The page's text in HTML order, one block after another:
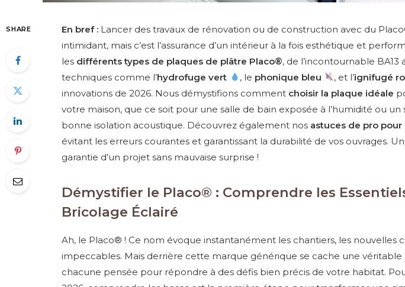
SHARE En bref : Lancer des travaux de rénovation ou de construction avec du
intimidant, mais c’est l’assurance d’un intérieur à la fois esthétique et
les différents types de plaques de plâtre Placo®, de l’incontournable BA13
techniques comme l’hydrofuge vert , le phonique bleu , et l’ignifugé
innovations de 2026. Nous démystifions comment choisir la plaque idéale
votre maison, que ce soit pour une salle de bain exposée à l’humidité ou un
bonne isolation acoustique. Découvrez également nos astuces de pro pour
évitant les erreurs courantes et garantissant la durabilité de vos ouvrages. Un
garantie d’un projet sans mauvaise surprise !
Démystifier le Placo® : Comprendre les
Bricolage Éclairé
Ah, le Placo® ! Ce nom évoque instantanément les chantiers, les nouvelles
impeccables. Mais derrière cette marque générique se cache une
chacune pensée pour répondre à des défis bien précis de votre habitat.